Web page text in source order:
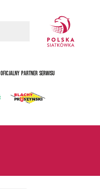
OFICJALNY PARTNER SERWISU